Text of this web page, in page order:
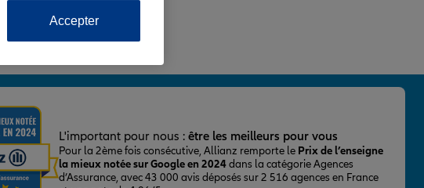
L'important pour nous : être les meilleurs pour vous
Pour la 2ème fois consécutive, Allianz remporte le Prix de l’enseigne
la mieux notée sur Google en 2024dans la catégorie Agences
d’Assurance, avec 43 000 avis déposés sur 2 516 agences en France
Accepter